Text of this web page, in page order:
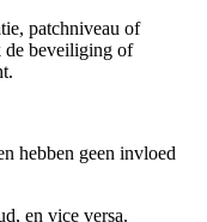
patchniveau of
de beveiliging of
hebben geen invloed
en vice versa.